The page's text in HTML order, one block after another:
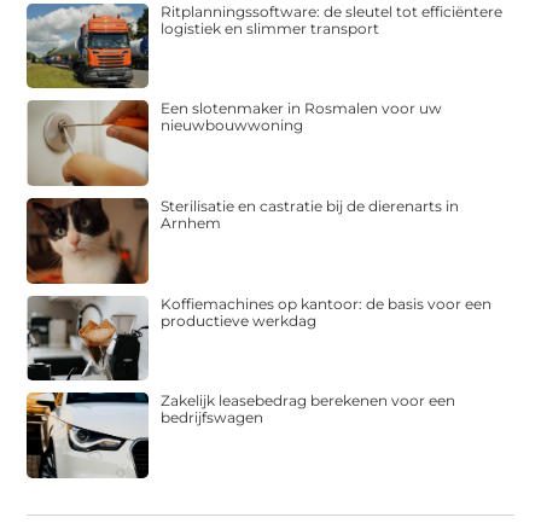
Ritplanningssoftware: de sleutel tot efficiëntere
logistiek en slimmer transport
Een slotenmaker in Rosmalen voor uw
nieuwbouwwoning
Sterilisatie en castratie bij de dierenarts in
Arnhem
Koffiemachines op kantoor: de basis voor een
productieve werkdag
Zakelijk leasebedrag berekenen voor een
bedrijfswagen